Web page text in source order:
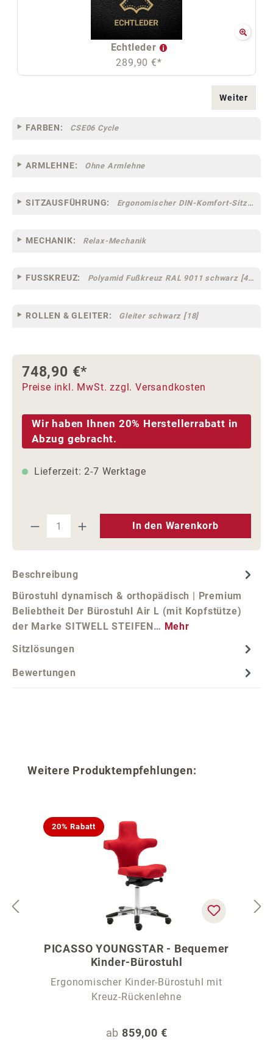
Echtleder
289,90 €*
Weiter
FARBEN: CSE06 Cycle
ARMLEHNE: Ohne Armlehne
SITZAUSFÜHRUNG: Ergonomischer DIN-Komfort-Sitz [75]
MECHANIK: Relax-Mechanik
FUSSKREUZ: Polyamid Fußkreuz RAL 9011 schwarz [44]
ROLLEN & GLEITER: Gleiter schwarz [18]
748,90 €*
Preise inkl. MwSt. zzgl. Versandkosten
Wir haben Ihnen 20% Herstellerrabatt in
Abzug gebracht.
Lieferzeit: 2-7 Werktage
Produkt Anzahl: Gib den
In den Warenkorb
Beschreibung
Bürostuhl dynamisch & orthopädisch | Premium
Beliebtheit Der Bürostuhl Air L (mit Kopfstütze)
der Marke SITWELL STEIFEN… Mehr
Sitzlösungen
Bewertungen
Produktgalerie überspringen
Weitere Produktempfehlungen:
20% Rabatt
PICASSO YOUNGSTAR - Bequemer
Kinder-Bürostuhl
Ergonomischer Kinder-Bürostuhl mit
Kreuz-Rückenlehne
Regulärer Preis:
ab 859,00 €